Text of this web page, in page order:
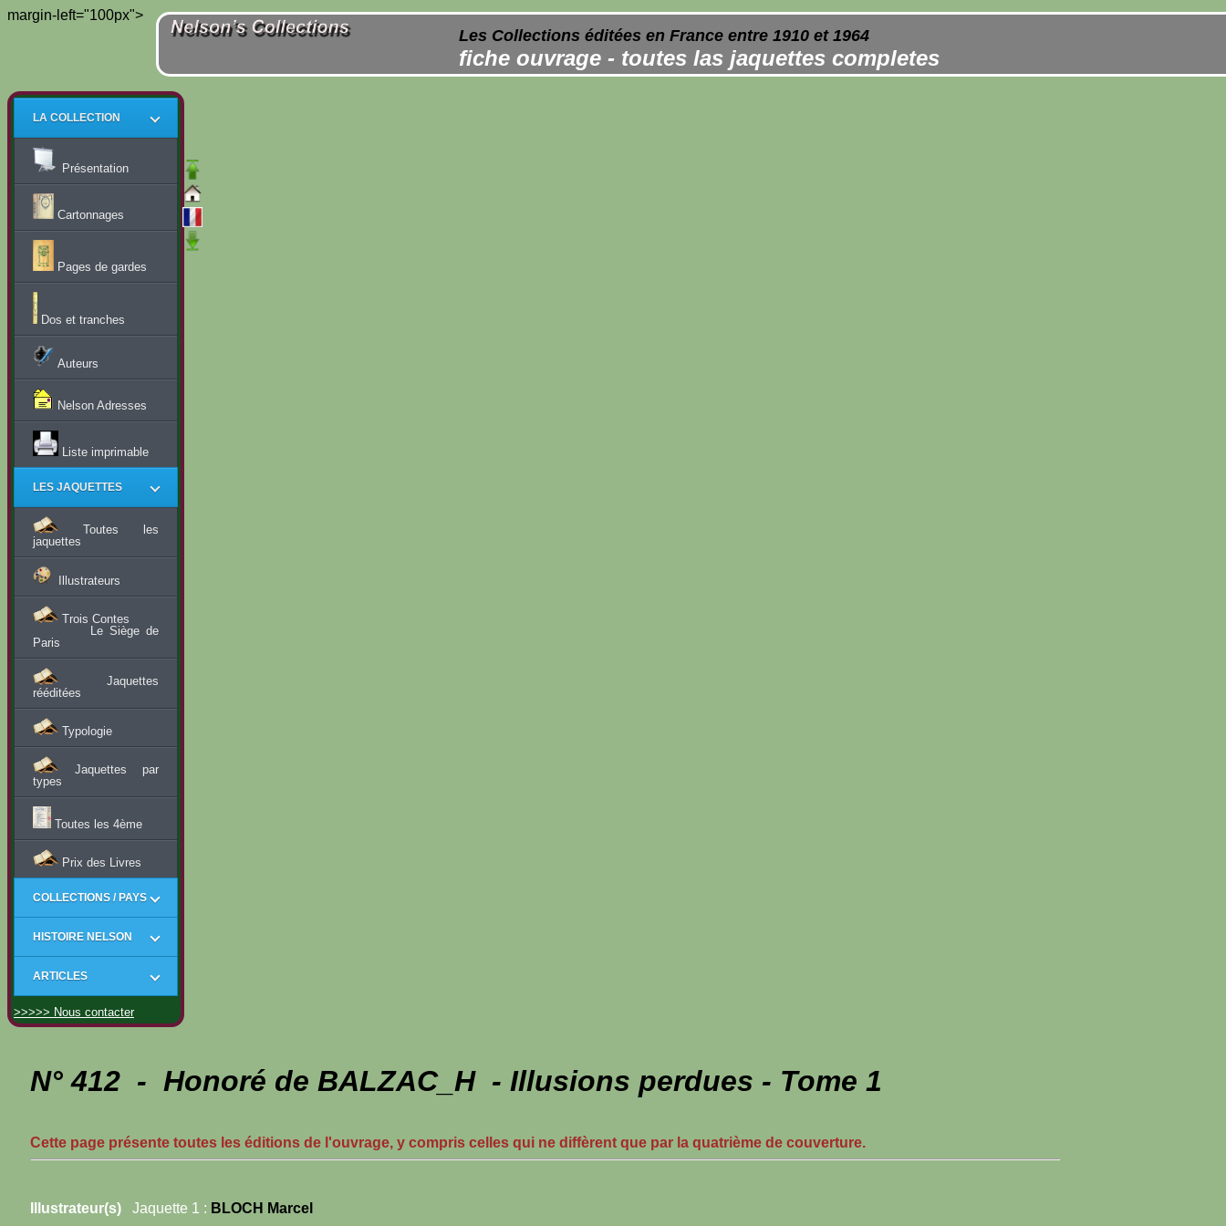
margin-left="100px">
Les Collections éditées en France entre 1910 et 1964
fiche ouvrage - toutes las jaquettes completes
LA COLLECTION
Présentation
Cartonnages
Pages de gardes
Dos et tranches
Auteurs
Nelson Adresses
Liste imprimable
LES JAQUETTES
Toutes les
jaquettes
Illustrateurs
Trois Contes
Le Siège de
Paris
Jaquettes
rééditées
Typologie
Jaquettes par
types
Toutes les 4ème
Prix des Livres
COLLECTIONS / PAYS
HISTOIRE NELSON
ARTICLES
>>>>> Nous contacter
N° 412 - Honoré de BALZAC_H - Illusions perdues - Tome 1
Cette page présente toutes les éditions de l'ouvrage, y compris celles qui ne diffèrent que par la quatrième de couverture.
Illustrateur(s) Jaquette 1 : BLOCH Marcel